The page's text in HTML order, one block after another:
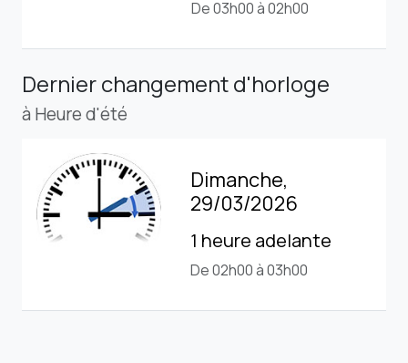
De 03h00 à 02h00
Dernier changement d'horloge
à Heure d'été
Dimanche,
29/03/2026
1 heure adelante
De 02h00 à 03h00